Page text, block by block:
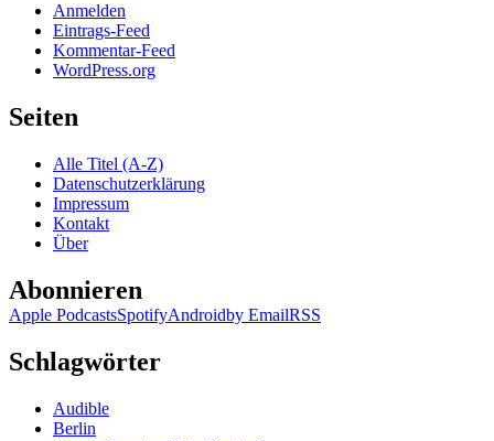
Anmelden
Eintrags-Feed
Kommentar-Feed
WordPress.org
Seiten
Alle Titel (A-Z)
Datenschutzerklärung
Impressum
Kontakt
Über
Abonnieren
Apple PodcastsSpotifyAndroidby EmailRSS
Schlagwörter
Audible
Berlin